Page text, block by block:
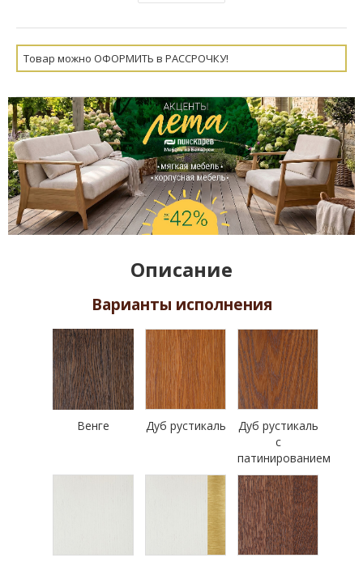
Товар можно ОФОРМИТЬ в РАССРОЧКУ!
Описание
Варианты исполнения
Венге Дуб рустикаль
Дуб рустикаль
с
патинированием